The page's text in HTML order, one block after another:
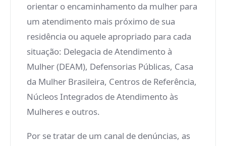
orientar o encaminhamento da mulher para
um atendimento mais próximo de sua
residência ou aquele apropriado para cada
situação: Delegacia de Atendimento à
Mulher (DEAM), Defensorias Públicas, Casa
da Mulher Brasileira, Centros de Referência,
Núcleos Integrados de Atendimento às
Mulheres e outros.
Por se tratar de um canal de denúncias, as